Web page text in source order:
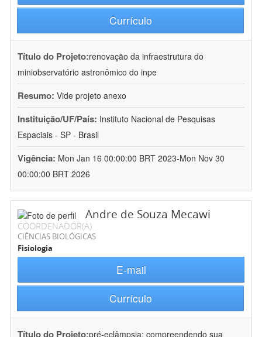
Currículo
Título do Projeto:renovação da infraestrutura do
miniobservatório astronômico do inpe
Resumo: Vide projeto anexo
Instituição/UF/País: Instituto Nacional de Pesquisas
Espaciais - SP - Brasil
Vigência: Mon Jan 16 00:00:00 BRT 2023-Mon Nov 30
00:00:00 BRT 2026
Andre de Souza Mecawi
COORDENADOR(A)
CIÊNCIAS BIOLÓGICAS
Fisiologia
E-mail
Currículo
Título do Projeto:pré-eclâmpsia: compreendendo sua